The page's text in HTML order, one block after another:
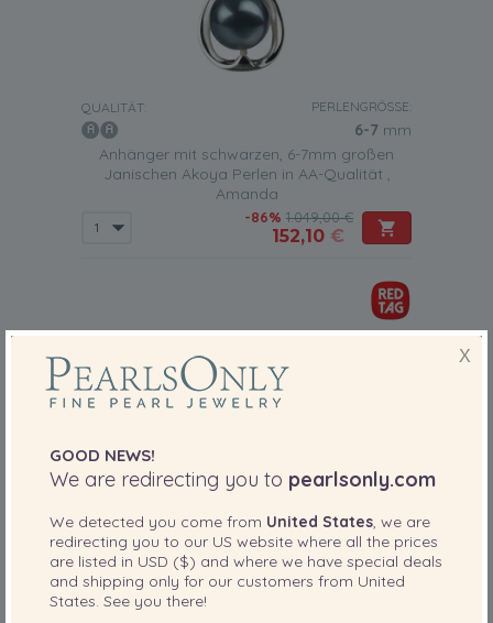
QUALITÄT: PERLENGRÖSSE:
6-7 mm
Anhänger mit schwarzen, 6-7mm großen
Janischen Akoya Perlen in AA-Qualität ,
Amanda
-86% 1.049,00 €
152,10 €
X
GOOD NEWS!
We are redirecting you to pearlsonly.com
We detected you come from United States, we are
redirecting you to our US website where all the prices
are listed in USD ($) and where we have special deals
and shipping only for our customers from United
States. See you there!